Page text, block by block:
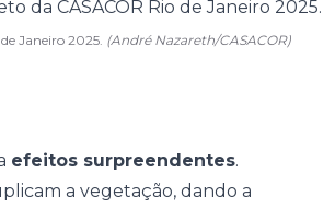
Janeiro 2025. (André Nazareth/CASACOR)
efeitos surpreendentes.
a vegetação, dando a